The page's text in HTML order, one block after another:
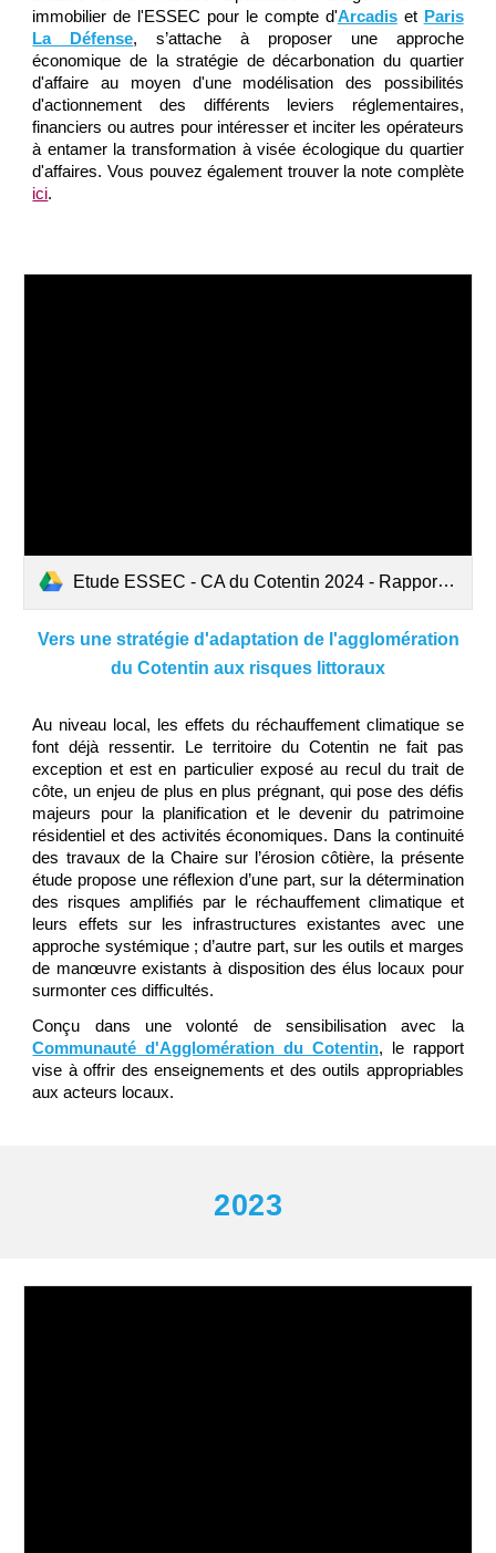
immobilier de l'ESSEC pour le compte d'Arcadiset Paris
La Défense, s’attache à proposer une approche
économique de la stratégie de décarbonation du quartier
d'affaire au moyen d'une modélisation des possibilités
d'actionnement des différents leviers réglementaires,
financiers ou autres pour intéresser et inciter les opérateurs
à entamer la transformation à visée écologique du quartier
d'affaires. Vous pouvez également trouver la note complète
ici.
Etude ESSEC - CA du Cotentin 2024 - Rapport final.pdf
Vers une stratégie d'adaptation de l'agglomération
du Cotentin aux risques littoraux
Au niveau local, les effets du réchauffement climatique se
font déjà ressentir. Le territoire du Cotentin ne fait pas
exception et est en particulier exposé au recul du trait de
côte, un enjeu de plus en plus prégnant, qui pose des défis
majeurs pour la planification et le devenir du patrimoine
résidentiel et des activités économiques. Dans la continuité
des travaux de la Chaire sur l’érosion côtière, la présente
étude propose une réflexion d’une part, sur la détermination
des risques amplifiés par le réchauffement climatique et
leurs effets sur les infrastructures existantes avec une
approche systémique ; d’autre part, sur les outils et marges
de manœuvre existants à disposition des élus locaux pour
surmonter ces difficultés.
Conçu dans une volonté de sensibilisation avec la
Communauté d'Agglomération du Cotentin, le rapport
vise à offrir des enseignements et des outils appropriables
aux acteurs locaux.
2023